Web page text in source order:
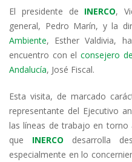
k
e
dI
n
itt
er
e
b
o
o
k
at
s
A
p
El presidente de INERCO,
general, Pedro Marín, y la
Ambiente, Esther Valdivia,
encuentro con elconsejero
Andalucía, José Fiscal.
Esta visita, de marcado
representante del Ejecutivo
las líneas de trabajo en torno
que INERCO desarrolla
especialmente en lo